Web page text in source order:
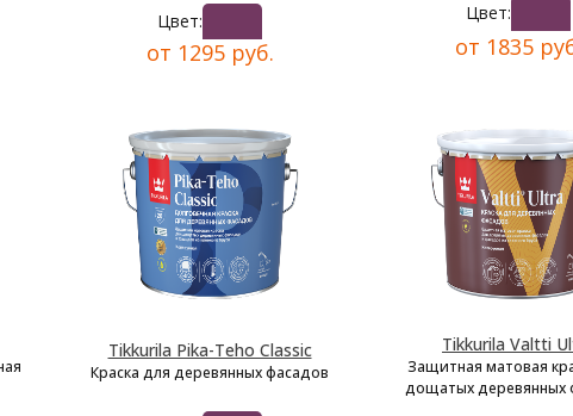
Цвет:
от 1295 руб.
Цвет:
от 1835
Tikkurila Pika-Teho Classic
Краска для деревянных фасадов
Tikkurila Valtti
Защитная матовая
дощатых деревянных